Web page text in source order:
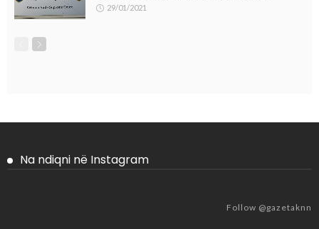
29/01/2021
Na ndiqni në Instagram
Follow @gazetaknn